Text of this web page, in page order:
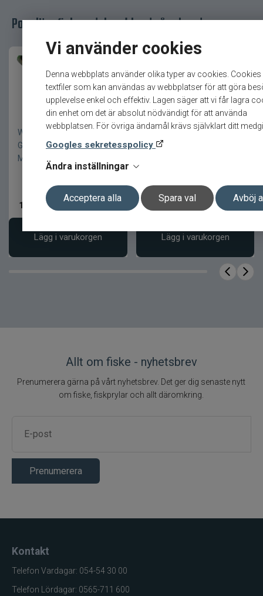
Vi använder cookies
Denna webbplats använder olika typer av cookies.
textfiler som kan användas av webbplatser för att göra
upplevelse enkel och effektiv. Lagen säger att vi får lagra
din enhet om det är absolut nödvändigt för att använda
webbplatsen. För övriga ändamål krävs självklart ditt
Googles sekretesspolicy
Ändra inställningar
Acceptera alla Spara val Avböj
Populära fiskeredskap bland våra kunder
Westin BullTeez Shadtail
G5 24cm/107g Gizmo UV
Mon
119
Lägg i varukorgen
Rapala Original 13cm/7gr
P
kr Ord. pris 199 kr
Lägg i varukorgen
Allt om fiske - nyhetsbrev
Prenumerera gärna på vårt nyhetsbrev. Det ger dig senaste nytt
om fiske, fiskprylar och allt däromkring.
Prenumerera
Kontakt
Telefon Vardagar: 054-54 30 00
Telefon Lördagar: 0565-711 600